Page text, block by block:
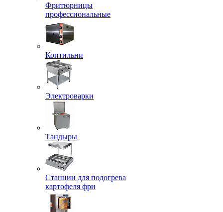
Фритюрницы
профессиональные
Коптильни
Электроварки
Тандыры
Станции для подогрева
картофеля фри